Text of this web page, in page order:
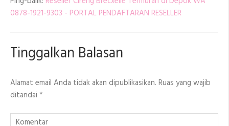
0878-1921-9303 - PORTAL PENDAFTARAN RESELLER
Tinggalkan Balasan
Alamat email Anda tidak akan dipublikasikan. Ruas yang wajib
ditandai *
Komentar